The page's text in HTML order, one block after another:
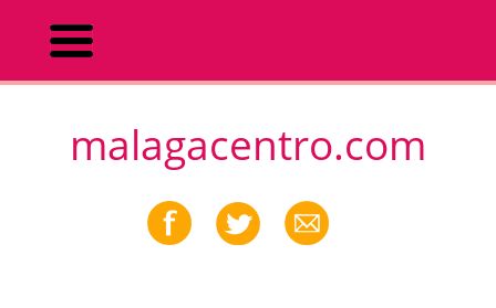
malagacentro.com